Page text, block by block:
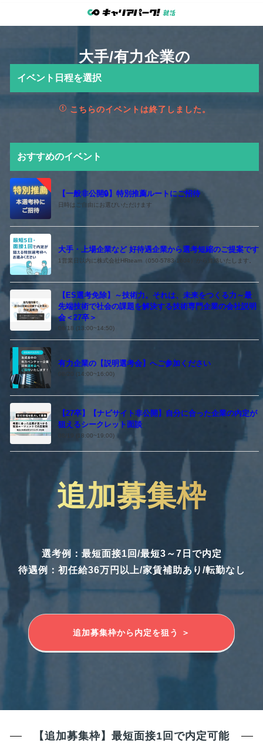
大手/有力企業の
イベント日程を選択
こちらのイベントは終了しました。
おすすめのイベント
【一般非公開🔒️】特別推薦ルートにご招待
日時はご自由にお選びいただけます
大手・上場企業など 好待遇企業から選考短縮のご提案です
1営業日以内に株式会社HRteam（050-5783-1604）から連絡いたします。
【ES選考免除】～技術力。それは、未来をつくる力～最
先端技術で社会の課題を解決する技術専門企業の会社説明
会＜27卒＞
08/18 (13:00~14:50)
有力企業の【説明選考会】へご参加ください
08/20 (14:00~16:00)
【27卒】【ナビサイト非公開】自分に合った企業の内定が
狙えるシークレット面談
08/19 (18:00~19:00)
追加募集枠
選考例：最短面接1回/最短3～7日で内定
待遇例：初任給36万円以上/家賃補助あり/転勤なし
追加募集枠から内定を狙う ＞
【追加募集枠】最短面接1回で内定可能